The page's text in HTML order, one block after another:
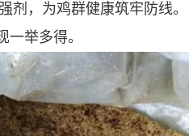
剂，为鸡群健康筑牢防线。
举多得。